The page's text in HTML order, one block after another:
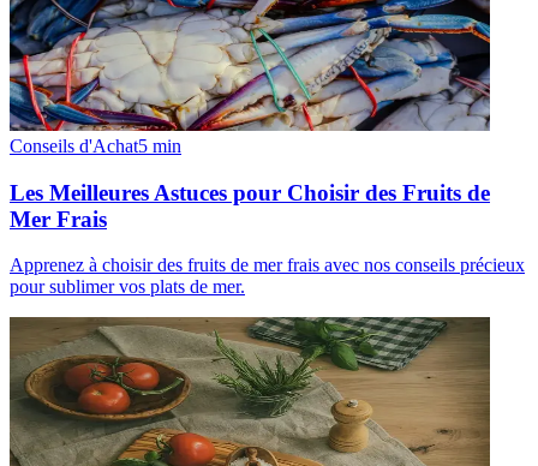
Conseils d'Achat5 min
Les Meilleures Astuces pour Choisir des Fruits de
Mer Frais
Apprenez à choisir des fruits de mer frais avec nos conseils précieux
pour sublimer vos plats de mer.